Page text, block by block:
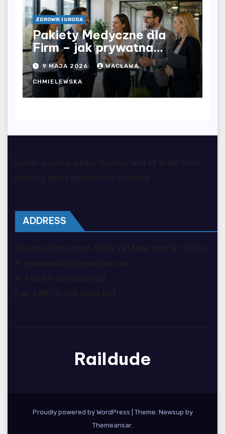
ZDROWIE I URODA
Pakiety Medyczne dla
Firm – jak prywatna
opieka zdrowotna
wpływa na jakość
współpracy w
organizacji?
9 MAJA 2026 WACŁAWA
CHMIELEWSKA
ADDRESS
Raildude
Proudly powered by WordPress
Theme: Newsup by
Themeansar.